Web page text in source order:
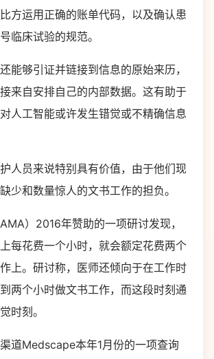
方运用正确的账单代码，以及确认患
临床试验的规范。
能够引证并链接到信息的原始来历，
来自安排自己的内部数据。这有助于
人工智能或许发生错觉或不精确信息
人员来说特别具有价值，由于他们现
少和数量惊人的文书工作的担负。
）2016年赞助的一项研讨发现，
每花费一个小时，就会额定花费两个
上。研讨称，医师还倾向于在工作时
两个小时做文书工作，而这段时刻通
时刻。
道Medscape本年1月份的一项查询